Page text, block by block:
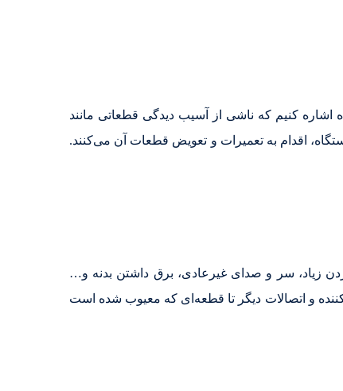
کنیم که ناشی از آسیب دیدگی قطعاتی مانند
اقدام به تعمیرات و تعویض قطعات آن می‌کنند.
زیاد، سر و صدای غیرعادی، برق داشتن بدنه و…
و اتصالات دیگر تا قطعه‌ای که معیوب شده است